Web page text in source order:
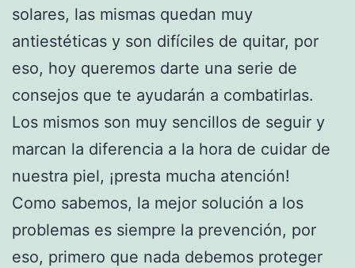
solares, las mismas quedan muy
antiestéticas y son difíciles de quitar, por
eso, hoy queremos darte una serie de
consejos que te ayudarán a combatirlas.
Los mismos son muy sencillos de seguir y
marcan la diferencia a la hora de cuidar de
nuestra piel, ¡presta mucha atención!
Como sabemos, la mejor solución a los
problemas es siempre la prevención, por
eso, primero que nada debemos proteger